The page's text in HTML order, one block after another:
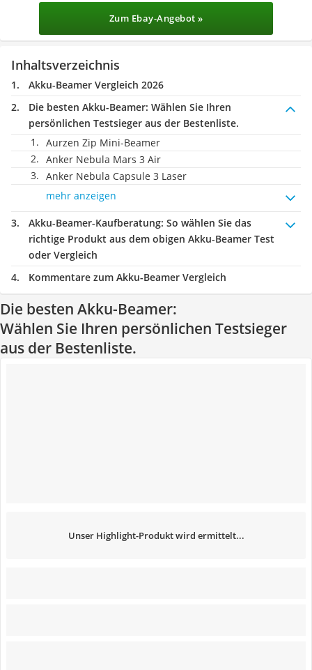
Zum Ebay-Angebot »
Inhaltsverzeichnis
Akku-Beamer Vergleich 2026
Die besten Akku-Beamer: Wählen Sie Ihren
persönlichen Testsieger aus der Bestenliste.
Aurzen Zip Mini-Beamer
Anker Nebula Mars 3 Air
Anker Nebula Capsule 3 Laser
mehr anzeigen
Akku-Beamer-Kaufberatung: So wählen Sie das
richtige Produkt aus dem obigen Akku-Beamer Test
oder Vergleich
Kommentare zum Akku-Beamer Vergleich
Die besten Akku-Beamer:
Wählen Sie Ihren persönlichen Testsieger
aus der Bestenliste.
Unser Highlight-Produkt wird ermittelt...